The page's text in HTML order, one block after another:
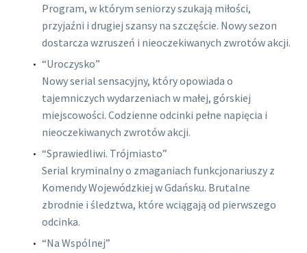
Program, w którym seniorzy szukają miłości,
przyjaźni i drugiej szansy na szczęście. Nowy sezon
dostarcza wzruszeń i nieoczekiwanych zwrotów akcji.
“Uroczysko”
Nowy serial sensacyjny, który opowiada o
tajemniczych wydarzeniach w małej, górskiej
miejscowości. Codzienne odcinki pełne napięcia i
nieoczekiwanych zwrotów akcji.
“Sprawiedliwi. Trójmiasto”
Serial kryminalny o zmaganiach funkcjonariuszy z
Komendy Wojewódzkiej w Gdańsku. Brutalne
zbrodnie i śledztwa, które wciągają od pierwszego
odcinka.
“Na Wspólnej”